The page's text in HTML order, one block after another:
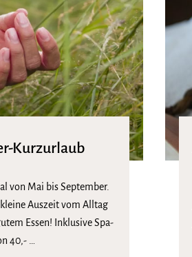
Kurzurlaub
von Mai bis September.
Auszeit vom Alltag
Essen! Inklusive Spa-
40,- …